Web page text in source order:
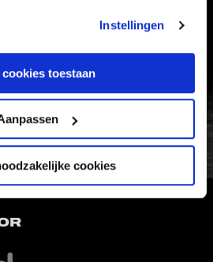
Instellingen
cookies toestaan
cookies